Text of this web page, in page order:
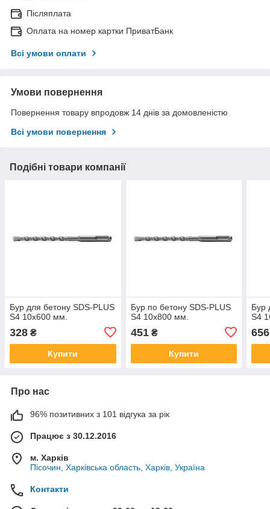
Післяплата
Оплата на номер картки ПриватБанк
Всі умови оплати
Умови повернення
Повернення товару впродовж 14 днів за домовленістю
Всі умови повернення
Подібні товари компанії
Бур для бетону SDS-PLUS
S4 10x600 мм.
328 ₴
Купити
Бур по бетону SDS-PLUS
S4 10x800 мм.
451₴
Купити
Бур
S4
656
Про нас
96% позитивних з 101 відгука за рік
Працює з 30.12.2016
м. Харків
Пісочин, Харківська область, Харків, Україна
Контакти